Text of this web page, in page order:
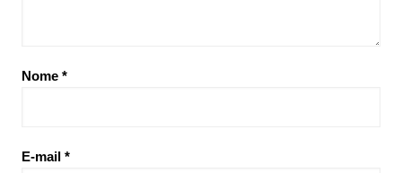
Nome *
E-mail *